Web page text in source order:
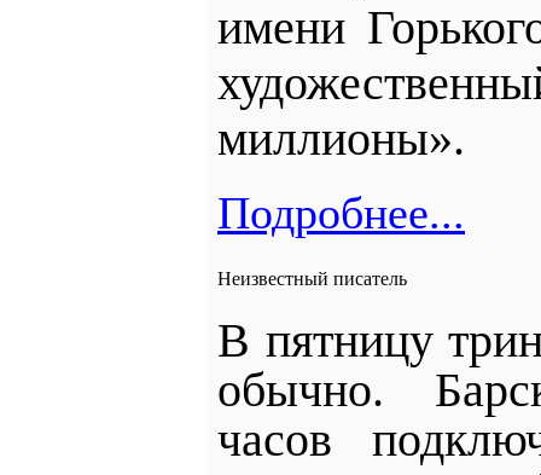
имени
миллионы».
Подробнее...
Неизвестный писатель
В пятницу
обычно.
часов